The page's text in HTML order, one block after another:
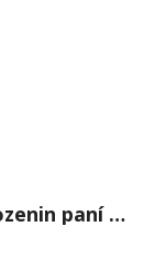
Oslava 101. narozenin paní Věry Skořepové